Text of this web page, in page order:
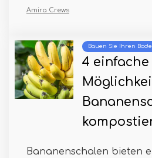
Amira Crews
Bauen Sie Ihren
4 einfache
Bananenschalen bieten